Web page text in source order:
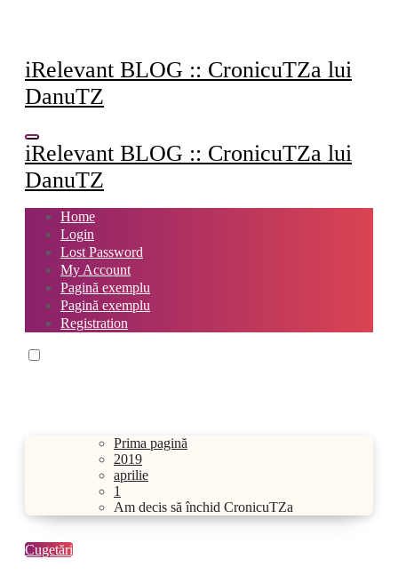
iRelevant BLOG :: CronicuTZa lui
DanuTZ
iRelevant BLOG :: CronicuTZa lui
DanuTZ
Home
Login
Lost Password
My Account
Pagină exemplu
Pagină exemplu
Registration
Prima pagină
2019
aprilie
1
Am decis să închid CronicuTZa
Cugetări